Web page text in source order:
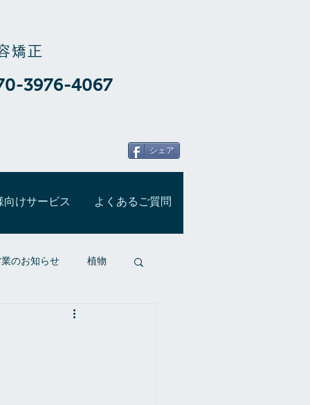
矯正
3976-4067
シェア
向けサービス よくあるご質問
のお知らせ 植物